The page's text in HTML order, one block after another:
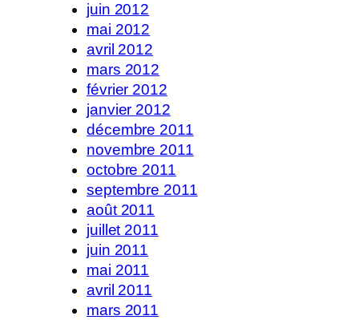
juin 2012
mai 2012
avril 2012
mars 2012
février 2012
janvier 2012
décembre 2011
novembre 2011
octobre 2011
septembre 2011
août 2011
juillet 2011
juin 2011
mai 2011
avril 2011
mars 2011